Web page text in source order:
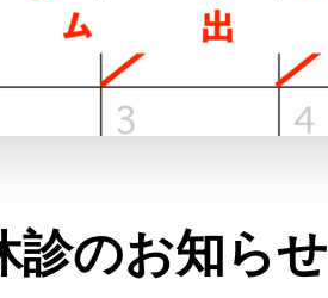
診のお知らせ